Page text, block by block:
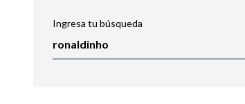
Ingresa tu búsqueda